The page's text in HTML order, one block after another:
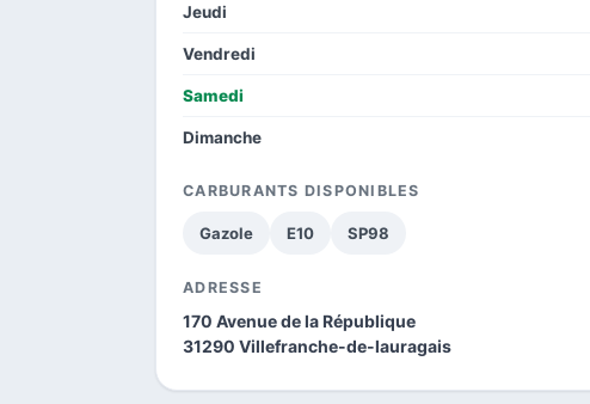
Jeudi
Vendredi
Samedi
Dimanche
CARBURANTS DISPONIBLES
Gazole E10 SP98
ADRESSE
170 Avenue de la République
31290 Villefranche-de-lauragais